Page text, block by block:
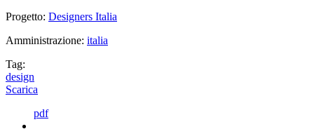
Progetto: Designers Italia
Amministrazione: italia
Tag:
design
Scarica
pdf